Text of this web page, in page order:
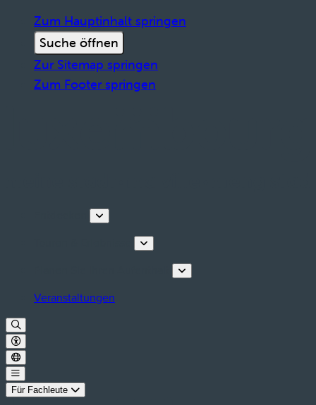
Zum Hauptinhalt springen
Suche öffnen
Zur Sitemap springen
Zum Footer springen
Veranstaltungen
Für Fachleute